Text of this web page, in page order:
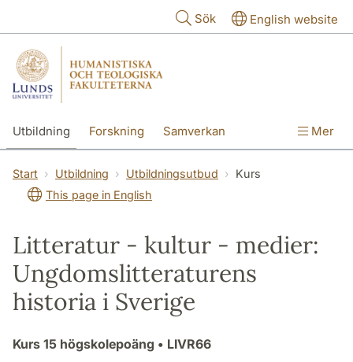
Sök English website
Utbildning Forskning Samverkan Mer
Start Utbildning Utbildningsutbud
Kurs
This page in English
Litteratur - kultur - medier:
Ungdomslitteraturens
historia i Sverige
Kurs 15 högskolepoäng • LIVR66